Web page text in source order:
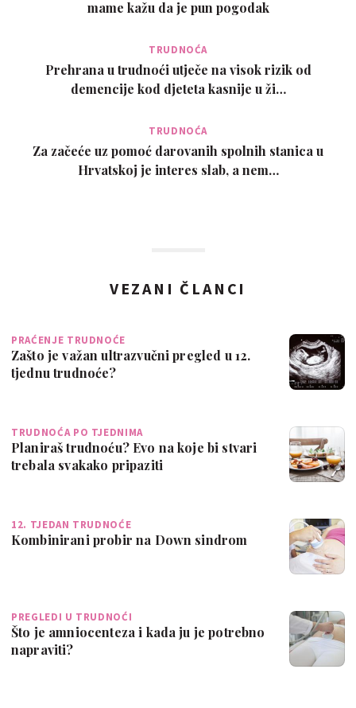
mame kažu da je pun pogodak
TRUDNOĆA
Prehrana u trudnoći utječe na visok rizik od
demencije kod djeteta kasnije u ži…
TRUDNOĆA
Za začeće uz pomoć darovanih spolnih stanica u
Hrvatskoj je interes slab, a nem…
VEZANI ČLANCI
PRAĆENJE TRUDNOĆE
Zašto je važan ultrazvučni pregled u 12.
tjednu trudnoće?
TRUDNOĆA PO TJEDNIMA
Planiraš trudnoću? Evo na koje bi stvari
trebala svakako pripaziti
12. TJEDAN TRUDNOĆE
Kombinirani probir na Down sindrom
PREGLEDI U TRUDNOĆI
Što je amniocenteza i kada ju je potrebno
napraviti?